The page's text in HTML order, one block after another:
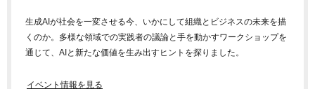
生成AIが社会を一変させる今、いかにして組織とビジネスの未来を描
くのか。多様な領域での実践者の議論と手を動かすワークショップを
通じて、AIと新たな価値を生み出すヒントを探りました。
イベント情報を見る